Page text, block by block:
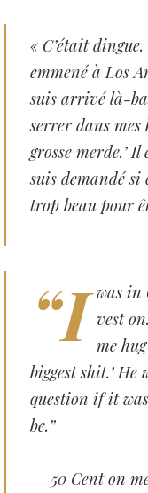
« C’était
emmené à Los
suis arrivé là-
serrer dans
grosse merde.’
suis demandé si
trop beau pour
“I was in
vest
me
biggest shit.’
question if it
be.”
— 50 Cent on